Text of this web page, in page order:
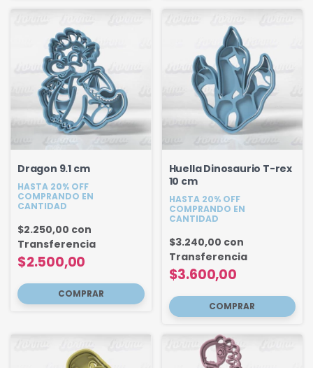
Dragon 9.1 cm
HASTA 20% OFF
COMPRANDO EN
CANTIDAD
$2.500,00
$2.250,00 con
Transferencia
Huella Dinosaurio T-rex
10 cm
HASTA 20% OFF
COMPRANDO EN
CANTIDAD
$3.600,00
$3.240,00 con
Transferencia